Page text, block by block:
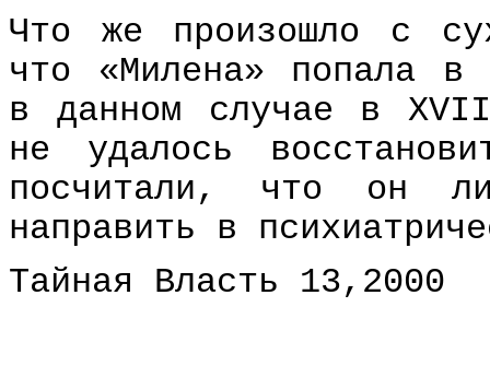
Что же произошло с
что «Милена» попала в
в данном случае в
не удалось
посчитали, что он
направить в
Тайная Власть 13,2000